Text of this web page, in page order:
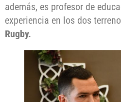
además, es profesor de
experiencia en los dos
Rugby.